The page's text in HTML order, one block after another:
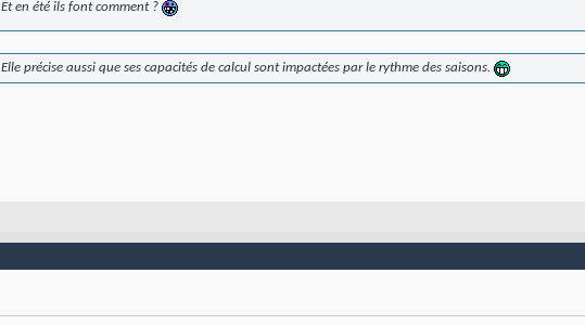
Et en été ils font comment ?
Elle précise aussi que ses capacités de calcul sont impactées par le rythme des saisons.